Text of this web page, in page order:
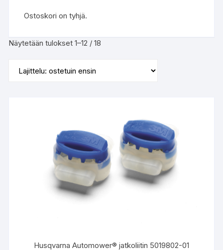
Näytetään tulokset 1–12 / 18
Husqvarna Automower® jatkoliitin 5019802-01
Ostoskori on tyhjä.